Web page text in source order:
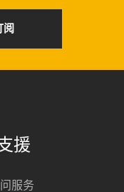
阅
援
服务